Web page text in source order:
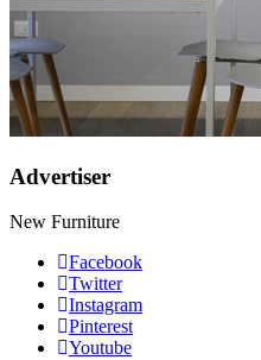
Advertiser
New Furniture
Facebook
Twitter
Instagram
Pinterest
Youtube